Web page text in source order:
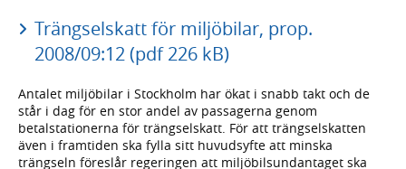
Trängselskatt för miljöbilar, prop.
2008/09:12 (pdf 226 kB)
Antalet miljöbilar i Stockholm har ökat i snabb takt och de
står i dag för en stor andel av passagerna genom
betalstationerna för trängselskatt. För att trängselskatten
även i framtiden ska fylla sitt huvudsyfte att minska
trängseln föreslår regeringen att miljöbilsundantaget ska